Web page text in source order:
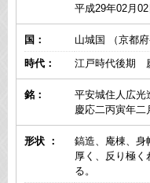
平成29年02月02
国：
山城国 （京都府
時代：
江戸時代後期
銘：
平安城住人広
慶応二丙寅年二
形状 ：
鎬造、庵棟、身
厚く、反り極く
る。